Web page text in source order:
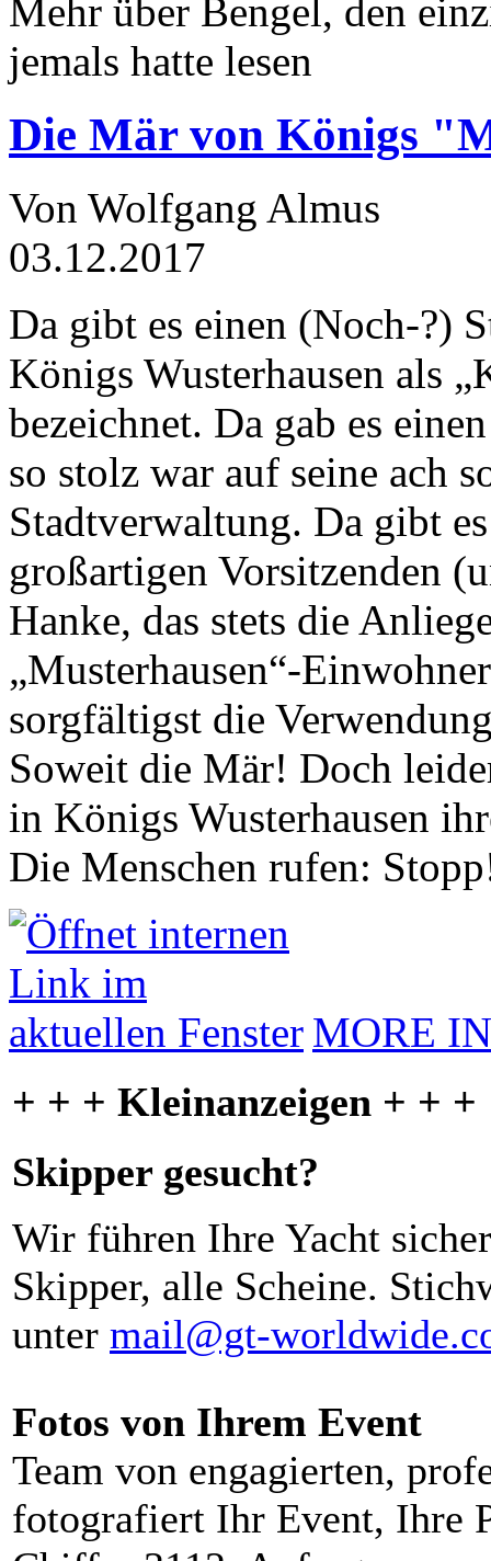
Mehr über Bengel, den
jemals hatte lesen
Die Mär von Königs
Von Wolfgang Almus
03.12.2017
Da gibt es einen (Noch-?)
Königs Wusterhausen als
bezeichnet. Da gab es
so stolz war auf seine ach
Stadtverwaltung. Da gibt
großartigen Vorsitzenden
Hanke, das stets die
„Musterhausen“-
sorgfältigst die
Soweit die Mär! Doch
in Königs Wusterhausen
Die Menschen rufen:
MORE
+ + + Kleinanzeigen + + +
Skipper gesucht?
Wir führen Ihre Yacht
Skipper, alle Scheine.
unter mail@gt-
Fotos von Ihrem Event
Team von engagierten,
fotografiert Ihr Event, Ihre